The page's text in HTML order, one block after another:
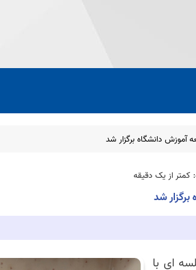
آموزش دانشگاه برگزار شد
کمتر از یک دقیقه
شد
15 اردیبهشت 1405 از ساعت 7:30 تا 13 جلسه ای با